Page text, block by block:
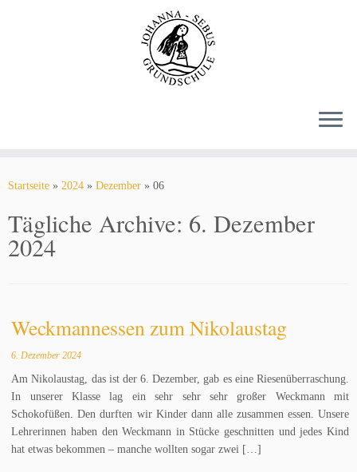
Startseite » 2024 » Dezember » 06
Tägliche Archive: 6. Dezember
2024
Weckmannessen zum Nikolaustag
6. Dezember 2024
Am Nikolaustag, das ist der 6. Dezember, gab es eine Riesenüberraschung.
In unserer Klasse lag ein sehr sehr sehr großer Weckmann mit
Schokofüßen. Den durften wir Kinder dann alle zusammen essen. Unsere
Lehrerinnen haben den Weckmann in Stücke geschnitten und jedes Kind
hat etwas bekommen – manche wollten sogar zwei […]